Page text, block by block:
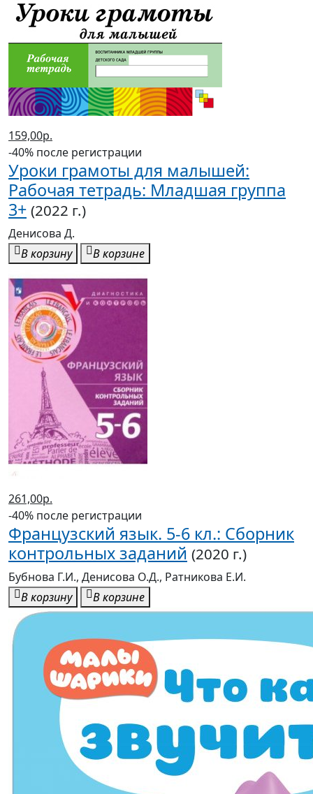
159,00р.
-40% после регистрации
Уроки грамоты для малышей:
Рабочая тетрадь: Младшая группа
3+ (2022 г.)
Денисова Д.
В корзину
В корзине
261,00р.
-40% после регистрации
Французский язык. 5-6 кл.: Сборник
контрольных заданий (2020 г.)
Бубнова Г.И., Денисова О.Д., Ратникова Е.И.
В корзину
В корзине